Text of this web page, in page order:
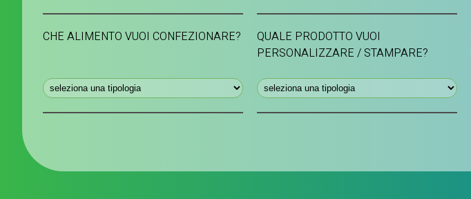
CHE ALIMENTO VUOI CONFEZIONARE?
QUALE PRODOTTO VUOI
PERSONALIZZARE / STAMPARE?